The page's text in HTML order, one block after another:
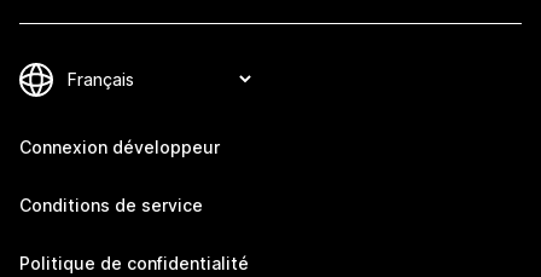
Connexion développeur
Conditions de service
Politique de confidentialité